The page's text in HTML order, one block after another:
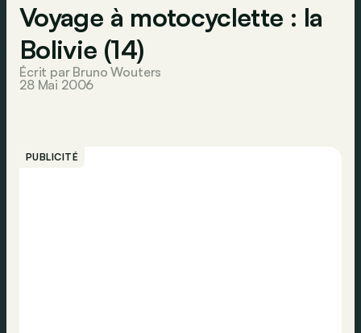
Voyage à motocyclette : la
Bolivie (14)
Écrit par Bruno Wouters
28 Mai 2006
PUBLICITÉ